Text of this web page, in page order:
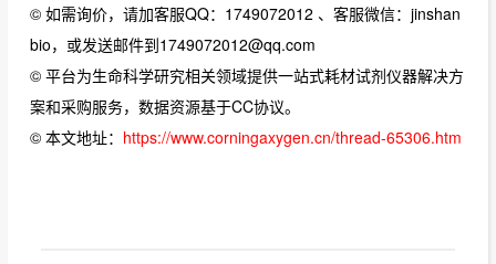
© 如需询价，请加客服QQ：1749072012 、客服微信：jinshan
bio，或发送邮件到1749072012@qq.com
© 平台为生命科学研究相关领域提供一站式耗材试剂仪器解决方
案和采购服务，数据资源基于CC协议。
© 本文地址： https://www.corningaxygen.cn/thread-65306.htm